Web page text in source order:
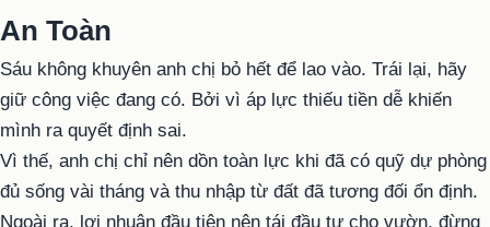
An Toàn
Sáu không khuyên anh chị bỏ hết để lao vào. Trái lại, hãy
giữ công việc đang có. Bởi vì áp lực thiếu tiền dễ khiến
mình ra quyết định sai.
Vì thế, anh chị chỉ nên dồn toàn lực khi đã có quỹ dự phòng
đủ sống vài tháng và thu nhập từ đất đã tương đối ổn định.
Ngoài ra, lợi nhuận đầu tiên nên tái đầu tư cho vườn, đừng